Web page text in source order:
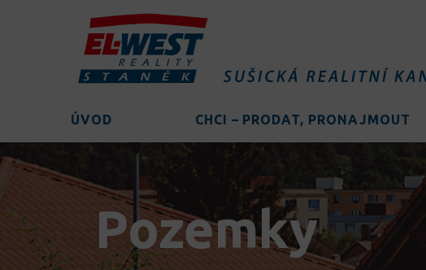
ÚVOD CHCI – PRODAT, PRONAJMOUT
Pozemky